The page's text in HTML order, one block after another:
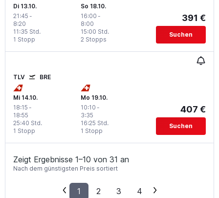
Di 13.10.
21:45 -
8:20
1 Stopp
11:35 Std.
So 18.10.
16:00 -
8:00
2 Stopps
15:00 Std.
391 €
Suchen
TLV BRE
Mi 14.10.
18:15 -
18:55
1 Stopp
25:40 Std.
Mo 19.10.
10:10 -
3:35
1 Stopp
16:25 Std.
407 €
Suchen
Zeigt Ergebnisse 1–10 von 31 an
Nach dem günstigsten Preis sortiert
1 2 3 4